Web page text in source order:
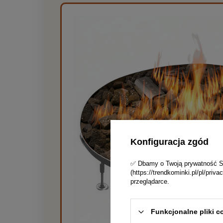
Konfiguracja zgód
✅ Dbamy o Twoją prywatność
(https://trendkominki.pl/pl/
przeglądarce.
Funkcjonalne pliki